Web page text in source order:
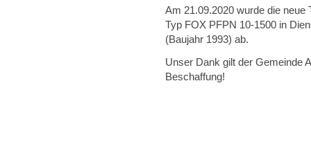
Am 21.09.2020 wurde die
Typ FOX PFPN 10-1500 in
(Baujahr 1993) ab.
Unser Dank gilt der Gemeinde
Beschaffung!